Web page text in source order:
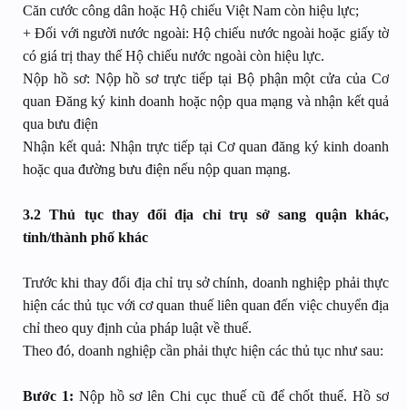
Căn cước công dân hoặc Hộ chiếu Việt Nam còn hiệu lực;
+ Đối với người nước ngoài: Hộ chiếu nước ngoài hoặc giấy tờ
có giá trị thay thế Hộ chiếu nước ngoài còn hiệu lực.
Nộp hồ sơ: Nộp hồ sơ trực tiếp tại Bộ phận một cửa của Cơ
quan Đăng ký kinh doanh hoặc nộp qua mạng và nhận kết quả
qua bưu điện
Nhận kết quả: Nhận trực tiếp tại Cơ quan đăng ký kinh doanh
hoặc qua đường bưu điện nếu nộp quan mạng.
3.2 Thủ tục thay đổi địa chỉ trụ sở sang quận khác,
tỉnh/thành phố khác
Trước khi thay đổi địa chỉ trụ sở chính, doanh nghiệp phải thực
hiện các thủ tục với cơ quan thuế liên quan đến việc chuyển địa
chỉ theo quy định của pháp luật về thuế.
Theo đó, doanh nghiệp cần phải thực hiện các thủ tục như sau:
Bước 1: Nộp hồ sơ lên Chi cục thuế cũ để chốt thuế. Hồ sơ